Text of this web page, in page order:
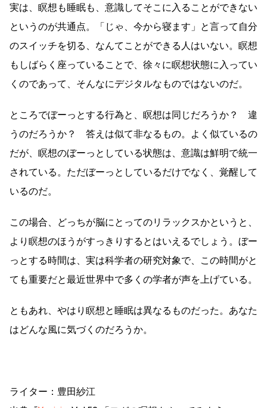
実は、瞑想も睡眠も、意識してそこに入ることができない
というのが共通点。「じゃ、今から寝ます」と言って自分
のスイッチを切る、なんてことができる人はいない。瞑想
もしばらく座っていることで、徐々に瞑想状態に入ってい
くのであって、そんなにデジタルなものではないのだ。
ところでぼーっとする行為と、瞑想は同じだろうか？ 違
うのだろうか？ 答えは似て非なるもの。よく似ているの
だが、瞑想のぼーっとしている状態は、意識は鮮明で統一
されている。ただぼーっとしているだけでなく、覚醒して
いるのだ。
この場合、どっちが脳にとってのリラックスかというと、
より瞑想のほうがすっきりするとはいえるでしょう。ぼー
っとする時間は、実は科学者の研究対象で、この時間がと
ても重要だと最近世界中で多くの学者が声を上げている。
ともあれ、やはり瞑想と睡眠は異なるものだった。あなた
はどんな風に気づくのだろうか。
ライター：豊田紗江